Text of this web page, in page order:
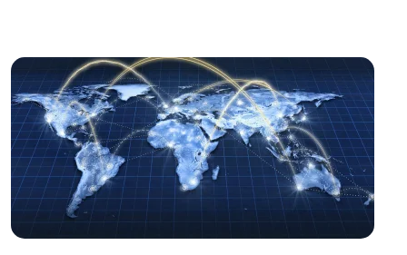
SEO Kontrol Listesi: Web Tasarımında Dikkat Edilmesi
Gerekenler
Dijital Dünyada Fark Yaratanlar: Alesta Medyanın Web
Tasarım Ustalığı
Mobil Trendlerle Web Tasarımında Yenilik Zamanı